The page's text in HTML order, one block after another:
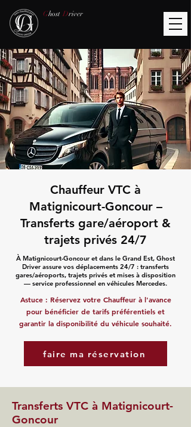
Ghost Driver
Chauffeur VTC à
Matignicourt-Goncour –
Transferts gare/aéroport &
trajets privés 24/7
À Matignicourt-Goncour et dans le Grand Est, Ghost
Driver assure vos déplacements 24/7 : transferts
gares/aéroports, trajets privés et mises à disposition
— service professionnel en véhicules Mercedes.
Astuce : Réservez votre Chauffeur à l'avance
pour bénéficier de tarifs préférentiels et
garantir la disponibilité du véhicule souhaité.
faire ma réservation
Transferts VTC à Matignicourt-
Goncour